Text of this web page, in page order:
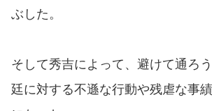
ぶした。
そして秀吉によって、避けて通ろ
廷に対する不遜な行動や残虐な事